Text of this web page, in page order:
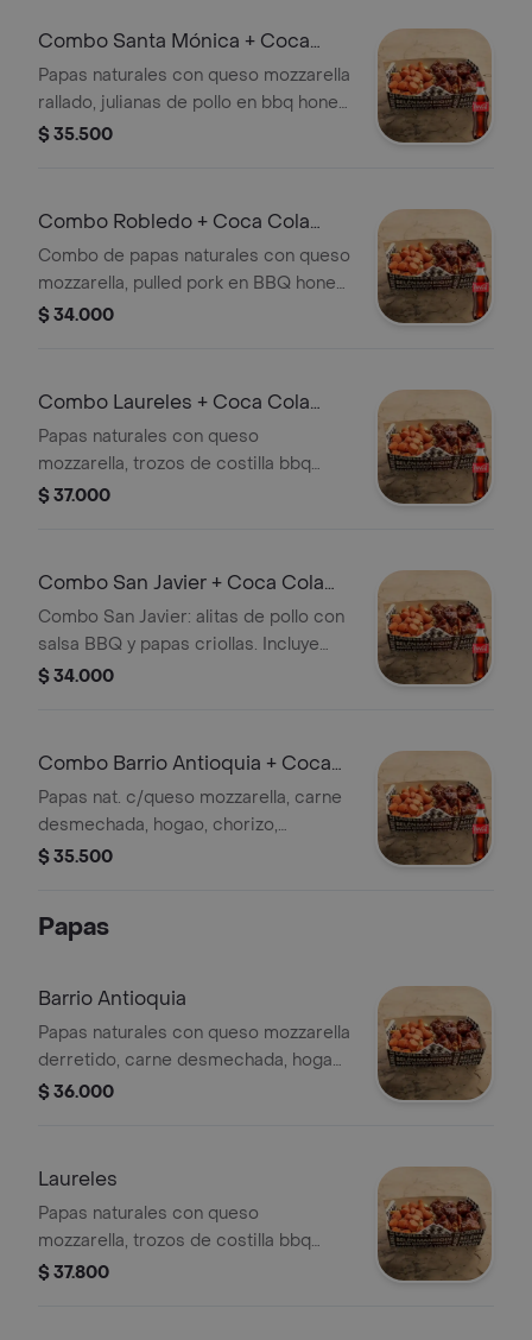
Combo Santa Mónica + Coca
Cola Original 400 ml
Papas naturales con queso mozzarella
rallado, julianas de pollo en bbq honey,
tocineta, ensalada ghetto y salsa
$ 35.500
Combo Robledo + Coca Cola
Original 400 ml
Combo de papas naturales con queso
mozzarella, pulled pork en BBQ honey,
guacamole, maduritos, tocineta y
$ 34.000
Combo Laureles + Coca Cola
Original 400 ml
Papas naturales con queso
mozzarella, trozos de costilla bbq
honey, salchicha ranchera y salsa
$ 37.000
Combo San Javier + Coca Cola
Original 400 ml
Combo San Javier: alitas de pollo con
salsa BBQ y papas criollas. Incluye
Coca Cola Original 400 ml.
$ 34.000
Combo Barrio Antioquia + Coca
Cola Original 400 ml
Papas nat. c/queso mozzarella, carne
desmechada, hogao, chorizo,
jalapeños + Salsas weed y aletosa +
$ 35.500
Papas
Barrio Antioquia
Papas naturales con queso mozzarella
derretido, carne desmechada, hogao,
chorizo artesanal, jalapeños, salsa
$ 36.000
Laureles
Papas naturales con queso
mozzarella, trozos de costilla bbq
honey, salchicha ranchera y salsa
$ 37.800